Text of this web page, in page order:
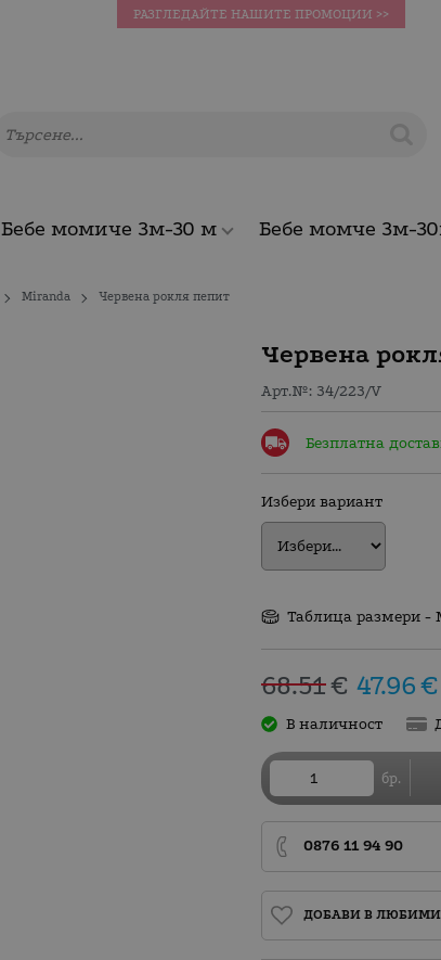
РАЗГЛЕДАЙТЕ НАШИТЕ ПРОМОЦИИ >>
Бебе момиче 3м-30 м Бебе момче 3м-
Miranda Червена рокля пепит
Червена
Арт.№: 34/223/V
Безплатна
Избери вариант
Таблица размери -
68.51€ 47.96€
В наличност
бр.
0876 11 94 90
ДОБАВИ В ЛЮБИМИ